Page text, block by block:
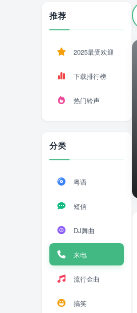
推荐
2025最受欢迎
下载排行榜
热门铃声
分类
粤语
短信
DJ舞曲
来电
流行金曲
搞笑